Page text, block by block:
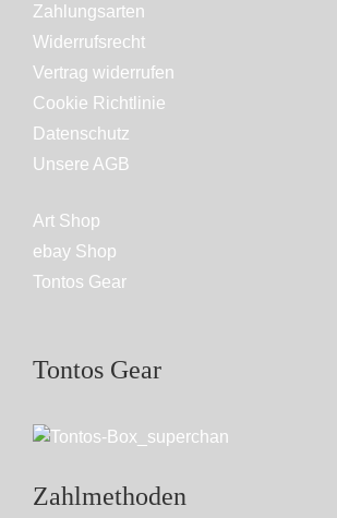
Zahlungsarten
Widerrufsrecht
Vertrag widerrufen
Cookie Richtlinie
Datenschutz
Unsere AGB
Art Shop
ebay Shop
Tontos Gear
Tontos Gear
Zahlmethoden